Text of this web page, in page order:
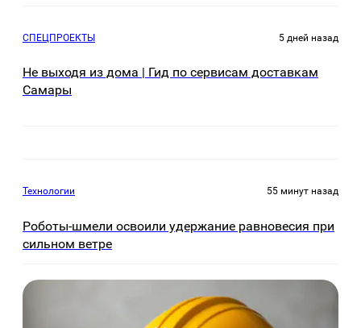
СПЕЦПРОЕКТЫ 5 дней назад
Не выходя из дома | Гид по сервисам доставкам
Самары
Технологии 55 минут назад
Роботы-шмели освоили удержание равновесия при
сильном ветре